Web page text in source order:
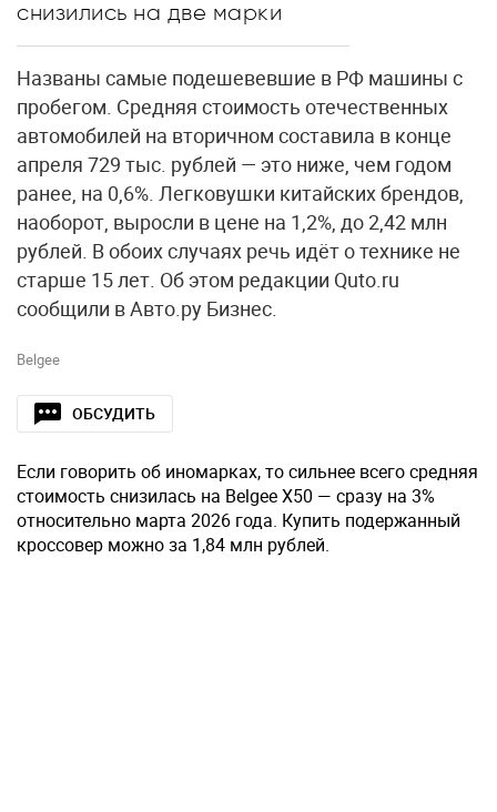
снизились на две марки
Названы самые подешевевшие в РФ машины с
пробегом. Средняя стоимость отечественных
автомобилей на вторичном составила в конце
апреля 729 тыс. рублей — это ниже, чем годом
ранее, на 0,6%. Легковушки китайских брендов,
наоборот, выросли в цене на 1,2%, до 2,42 млн
рублей. В обоих случаях речь идёт о технике не
старше 15 лет. Об этом редакции Quto.ru
сообщили в Авто.ру Бизнес.
Belgee
ОБСУДИТЬ
Если говорить об иномарках, то сильнее всего средняя
стоимость снизилась на Belgee X50 — сразу на 3%
относительно марта 2026 года. Купить подержанный
кроссовер можно за 1,84 млн рублей.